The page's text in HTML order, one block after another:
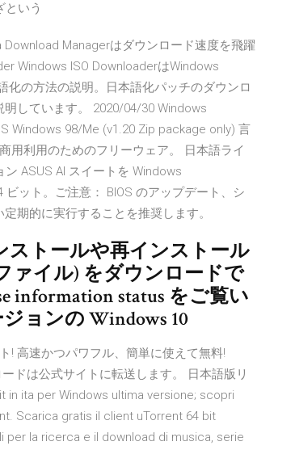
という
Managerはダウンロード速度を飛躍
Windows ISO DownloaderはWindows
の方法の説明。日本語化パッチのダウンロ
しています。 2020/04/30 Windows
Windows 98/Me (v1.20 Zip package only) 言
用利用のためのフリーウェア。 日本語ライ
ASUS AI スイートを Windows
ット。ご注意： BIOS のアップデート、シ
期的に実行することを推奨します。
ストールや再インストール
ァイル) をダウンロードで
information status をご覧い
ョンの Windows 10
! 高速かつパワフル、簡単に使えて無料!
ドは公式サイトに転送します。 日本語版リ
in ita per Windows ultima versione; scopri
Scarica gratis il client uTorrent 64 bit
per la ricerca e il download di musica, serie